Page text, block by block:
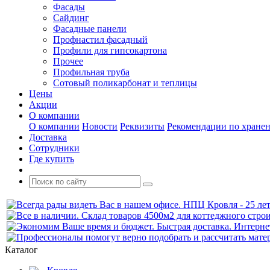
Фасады
Сайдинг
Фасадные панели
Профнастил фасадный
Профили для гипсокартона
Прочее
Профильная труба
Сотовый поликарбонат и теплицы
Цены
Акции
О компании
О компании Новости Реквизиты Рекомендации по
Доставка
Сотрудники
Где купить
Каталог